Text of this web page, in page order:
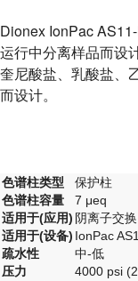
Dionex IonPac
运行中分离样品而设
奎尼酸盐、乳酸盐、
而设计。
色谱柱类型
保护柱
色谱柱容量
7 μeq
适用于(应用) 阴离子交换
适用于(设备) IonPac
疏水性
中-低
压力
4000 psi